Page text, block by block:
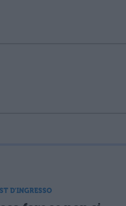
commento.
D'INGRESSO